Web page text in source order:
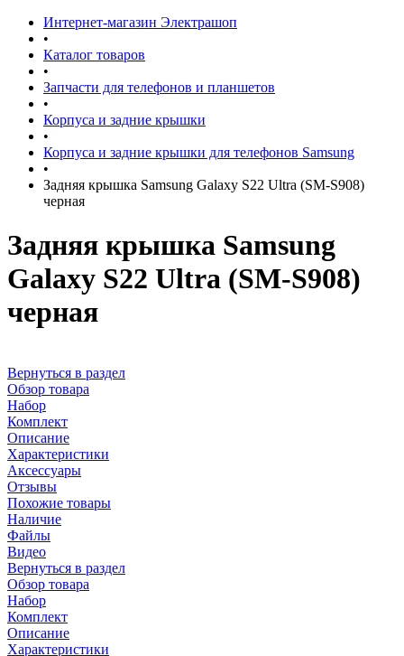
Интернет-магазин Электрашоп
•
Каталог товаров
•
Запчасти для телефонов и планшетов
•
Корпуса и задние крышки
•
Корпуса и задние крышки для телефонов Samsung
•
Задняя крышка Samsung Galaxy S22 Ultra (SM-S908)
черная
Задняя крышка Samsung
Galaxy S22 Ultra (SM-S908)
черная
Вернуться в раздел
Обзор товара
Набор
Комплект
Описание
Характеристики
Аксессуары
Отзывы
Похожие товары
Наличие
Файлы
Видео
Вернуться в раздел
Обзор товара
Набор
Комплект
Описание
Характеристики